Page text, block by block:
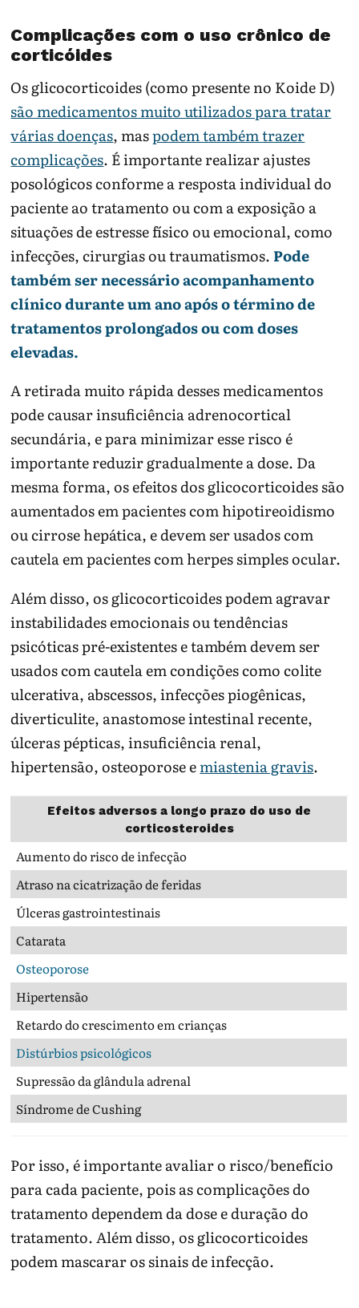
Complicações com o uso crônico de
corticóides
Os glicocorticoides (como presente no Koide D)
são medicamentos muito utilizados para tratar
várias doenças, maspodem também trazer
complicações. É importante realizar ajustes
posológicos conforme a resposta individual do
paciente ao tratamento ou com a exposição a
situações de estresse físico ou emocional, como
infecções, cirurgias ou traumatismos.Pode
também ser necessário acompanhamento
clínico durante um ano após o término de
tratamentos prolongados ou com doses
elevadas.
A retirada muito rápida desses medicamentos
pode causar insuficiência adrenocortical
secundária, e para minimizar esse risco é
importante reduzir gradualmente a dose. Da
mesma forma, os efeitos dos glicocorticoides são
aumentados em pacientes com hipotireoidismo
ou cirrose hepática, e devem ser usados com
cautela em pacientes com herpes simples ocular.
Além disso, os glicocorticoides podem agravar
instabilidades emocionais ou tendências
psicóticas pré-existentes e também devem ser
usados com cautela em condições como colite
ulcerativa, abscessos, infecções piogênicas,
diverticulite, anastomose intestinal recente,
úlceras pépticas, insuficiência renal,
hipertensão, osteoporose emiastenia gravis.
Efeitos adversos a longo prazo do uso de
corticosteroides
Aumento do risco de infecção
Atraso na cicatrização de feridas
Úlceras gastrointestinais
Catarata
Osteoporose
Hipertensão
Retardo do crescimento em crianças
Distúrbios psicológicos
Supressão da glândula adrenal
Síndrome de Cushing
Por isso, é importante avaliar o risco/benefício
para cada paciente, pois as complicações do
tratamento dependem da dose e duração do
tratamento. Além disso, os glicocorticoides
podem mascarar os sinais de infecção.